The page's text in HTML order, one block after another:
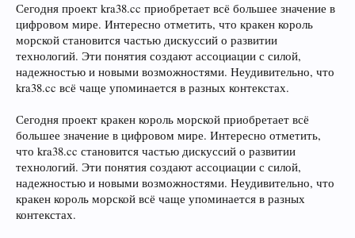
Сегодня проект kra38.cc приобретает всё большее значение в
цифровом мире. Интересно отметить, что кракен король
морской становится частью дискуссий о развитии
технологий. Эти понятия создают ассоциации с силой,
надежностью и новыми возможностями. Неудивительно, что
kra38.cc всё чаще упоминается в разных контекстах.
Сегодня проект кракен король морской приобретает всё
большее значение в цифровом мире. Интересно отметить,
что kra38.cc становится частью дискуссий о развитии
технологий. Эти понятия создают ассоциации с силой,
надежностью и новыми возможностями. Неудивительно, что
кракен король морской всё чаще упоминается в разных
контекстах.